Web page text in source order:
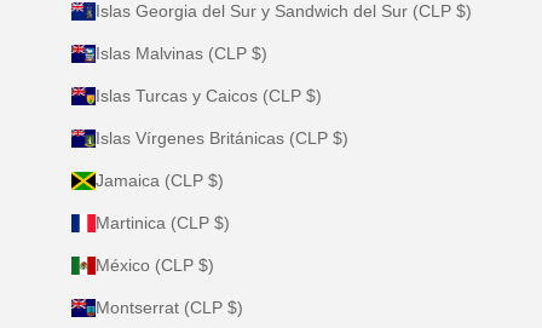
Islas Georgia del Sur y Sandwich del Sur (CLP $)
Islas Malvinas (CLP $)
Islas Turcas y Caicos (CLP $)
Islas Vírgenes Británicas (CLP $)
Jamaica (CLP $)
Martinica (CLP $)
México (CLP $)
Montserrat (CLP $)